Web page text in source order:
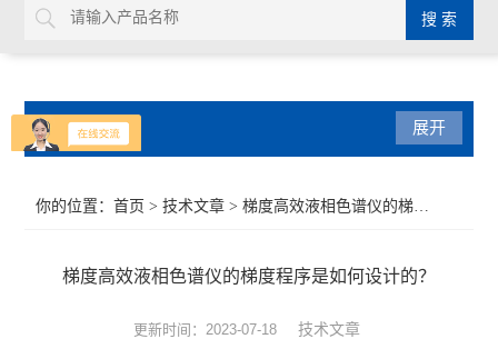
产品分类 展开
你的位置：首页 >技术文章 > 梯度高效液相色谱仪的梯度程序是如何设计的？
梯度高效液相色谱仪的梯度程序是如何设计的？
更新时间：2023-07-18 技术文章